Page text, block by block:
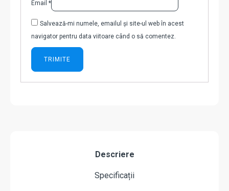
Email *
Salvează-mi numele, emailul și site-ul web în acest
navigator pentru data viitoare când o să comentez.
Descriere
Specificații